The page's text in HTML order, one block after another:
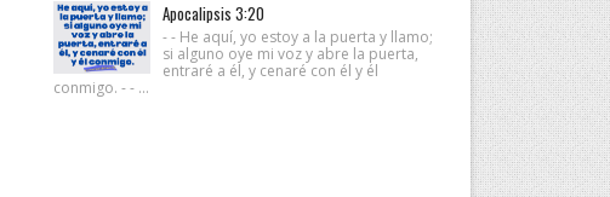
Apocalipsis 3:20
- - He aquí, yo estoy a la puerta y llamo;
si alguno oye mi voz y abre la puerta,
entraré a él, y cenaré con él y él
conmigo. - - ...